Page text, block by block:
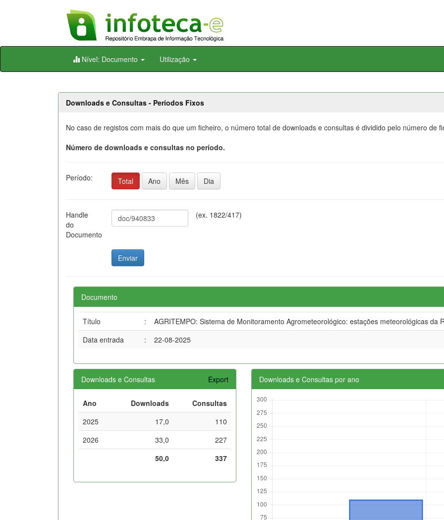
Skip
Nível: Documento Utilização
Downloads e Consultas - Períodos Fixos
No caso de registos com mais do que um ficheiro, o número total de downloads e consultas é dividido pelo número de
Número de downloads e consultas no período.
Período: Total Ano Mês Dia
Handle
do
Documento
(ex. 1822/417)
Documento
Título :
AGRITEMPO: Sistema de Monitoramento Agrometeorológico: estações meteorológicas da
Data entrada
: 22-08-2025
Downloads e Consultas Export
Ano Downloads
Consultas
2025
17,0
110
2026
33,0
227
50,0
337
Downloads e Consultas por ano